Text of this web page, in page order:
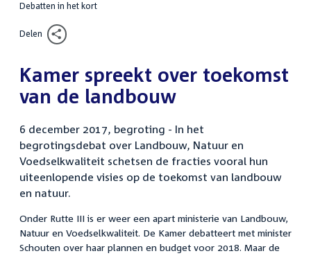
Debatten in het kort
Delen
Kamer spreekt over toekomst
van de landbouw
6 december 2017, begroting - In het
begrotingsdebat over Landbouw, Natuur en
Voedselkwaliteit schetsen de fracties vooral hun
uiteenlopende visies op de toekomst van landbouw
en natuur.
Onder Rutte III is er weer een apart ministerie van Landbouw,
Natuur en Voedselkwaliteit. De Kamer debatteert met minister
Schouten over haar plannen en budget voor 2018. Maar de